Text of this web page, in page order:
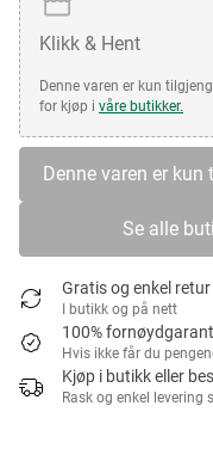
Klikk & Hent
Denne varen er kun
for kjøp i våre butikker.
Denne varen er
Se alle
Gratis og enkel retur
I butikk og på nett
100%
Hvis ikke får du
Kjøp i butikk eller
Rask og enkel levering